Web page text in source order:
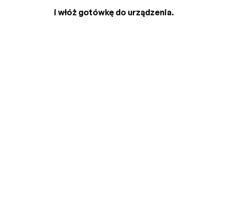
i włóż gotówkę do urządzenia.